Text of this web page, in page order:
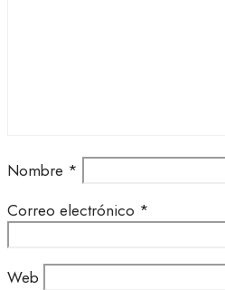
Nombre *
Correo electrónico *
Web